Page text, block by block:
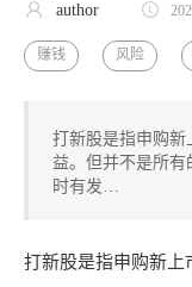
author
赚钱 风险
打新股是指申购新
益。但并不是所
时有发…
打新股是指申购新上